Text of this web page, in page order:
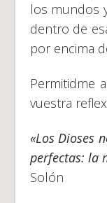
los mundos
dentro de
por encima
Permitidme
vuestra
«Los Dioses
perfectas: la
Solón